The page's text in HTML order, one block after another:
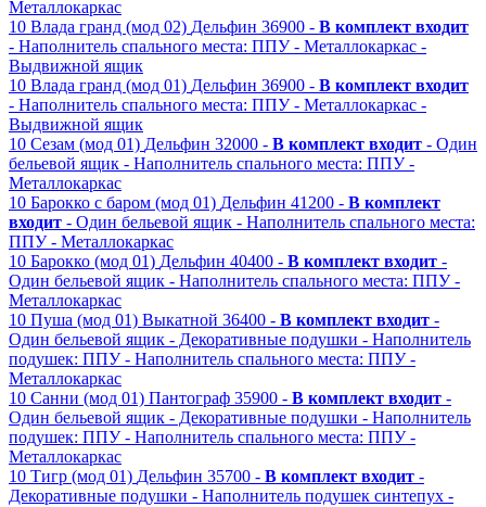
Металлокаркас
10 Влада гранд (мод 02) Дельфин 36900 - В комплект входит
- Наполнитель спального места: ППУ - Металлокаркас -
Выдвижной ящик
10 Влада гранд (мод 01) Дельфин 36900 - В комплект входит
- Наполнитель спального места: ППУ - Металлокаркас -
Выдвижной ящик
10 Сезам (мод 01) Дельфин 32000 - В комплект входит - Один
бельевой ящик - Наполнитель спального места: ППУ -
Металлокаркас
10 Барокко с баром (мод 01) Дельфин 41200 - В комплект
входит - Один бельевой ящик - Наполнитель спального места:
ППУ - Металлокаркас
10 Барокко (мод 01) Дельфин 40400 - В комплект входит -
Один бельевой ящик - Наполнитель спального места: ППУ -
Металлокаркас
10 Пуша (мод 01) Выкатной 36400 - В комплект входит -
Один бельевой ящик - Декоративные подушки - Наполнитель
подушек: ППУ - Наполнитель спального места: ППУ -
Металлокаркас
10 Санни (мод 01) Пантограф 35900 - В комплект входит -
Один бельевой ящик - Декоративные подушки - Наполнитель
подушек: ППУ - Наполнитель спального места: ППУ -
Металлокаркас
10 Тигр (мод 01) Дельфин 35700 - В комплект входит -
Декоративные подушки - Наполнитель подушек синтепух -